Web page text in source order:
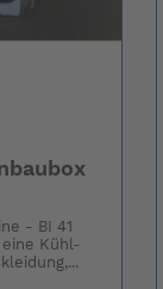
- BI 41
eine Kühl-